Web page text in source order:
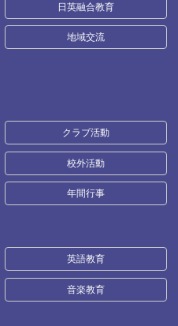
日英融合教育
地域交流
クラブ活動
校外活動
年間行事
英語教育
音楽教育